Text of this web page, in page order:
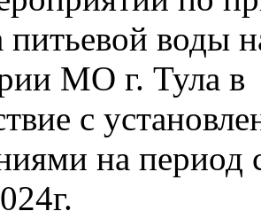
питьевой воды
МО г. Тула в
с
на период